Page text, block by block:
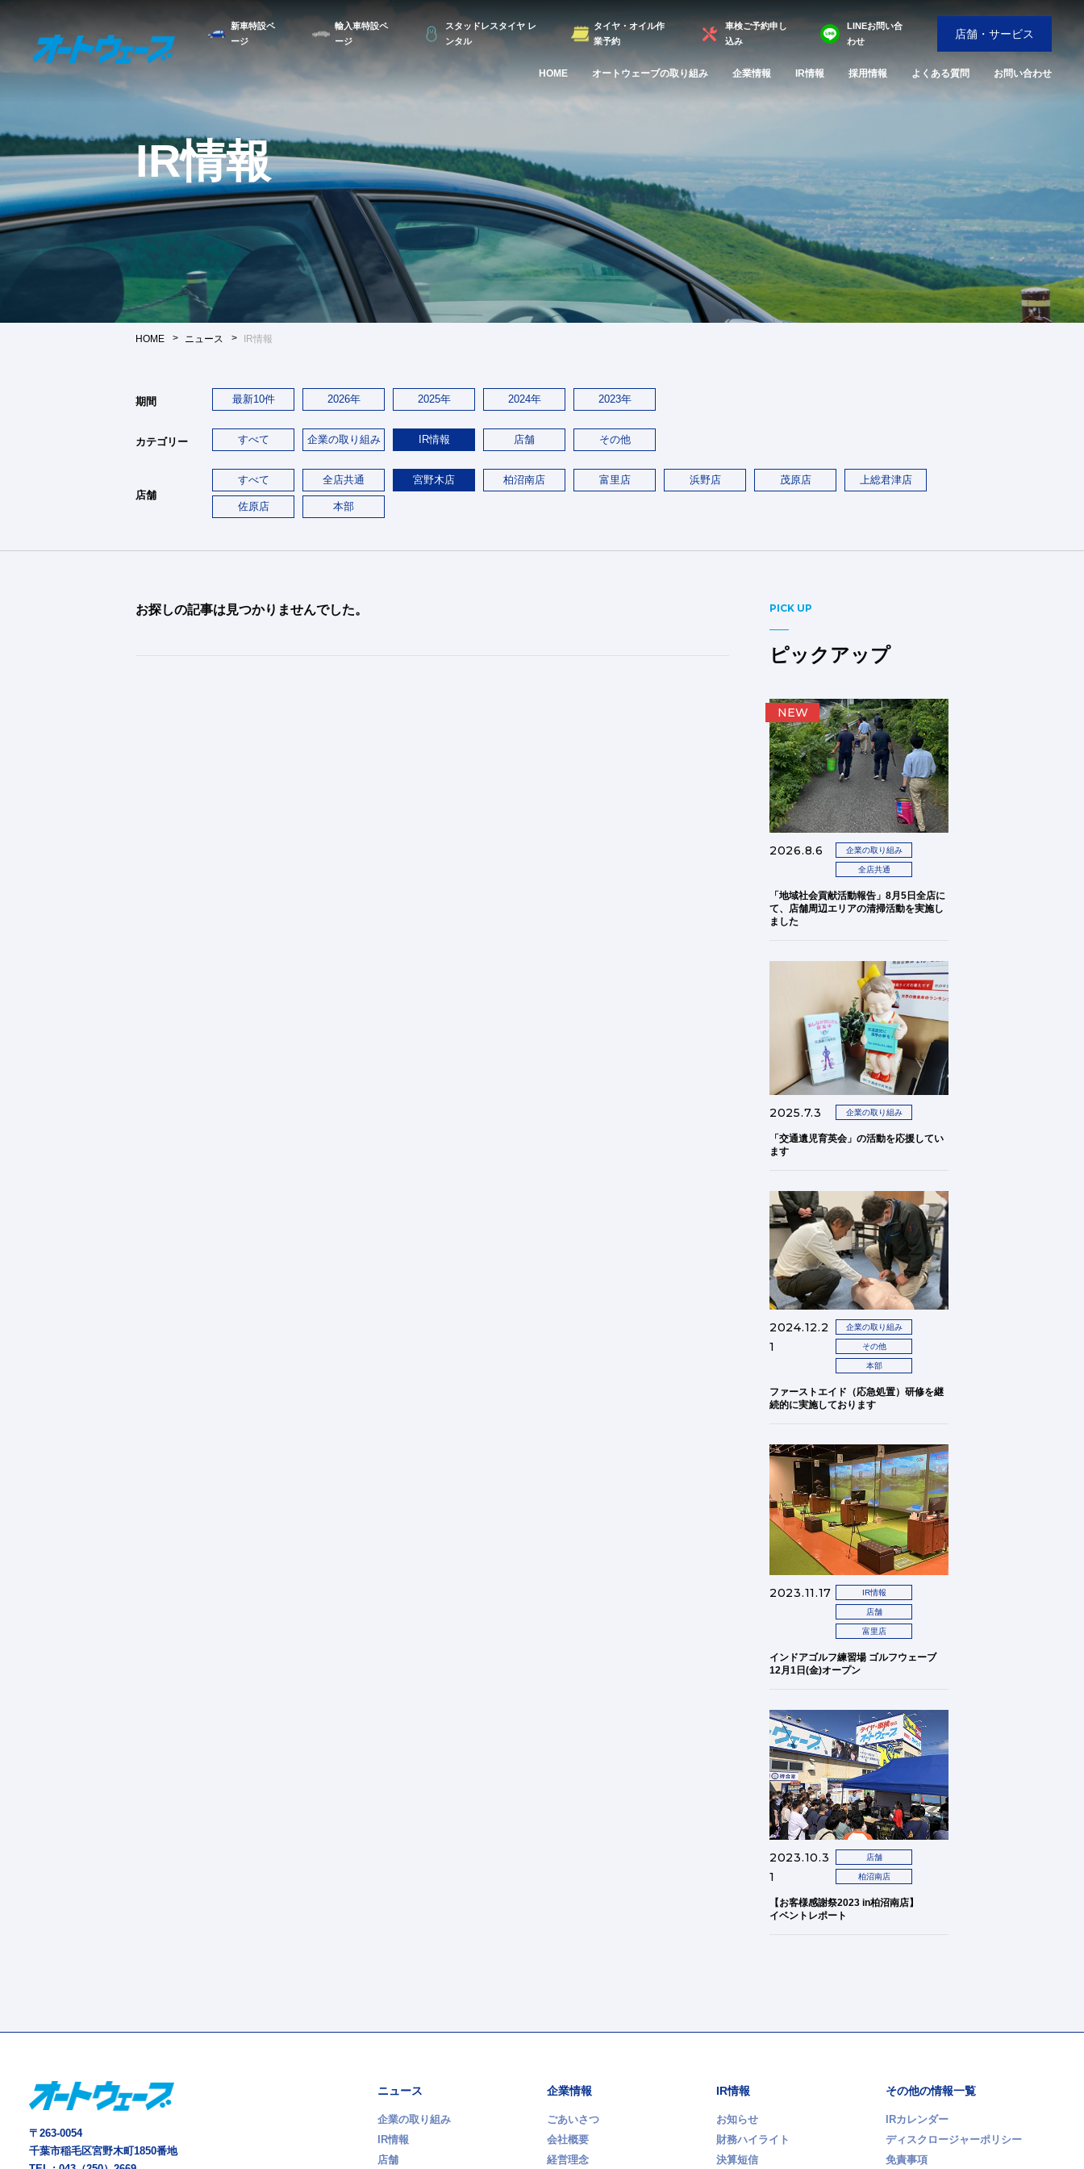
新車特設ペ
ージ
輸入車特設ペ
ージ
スタッドレスタイヤ レ
ンタル
タイヤ・オイル作
業予約
車検ご予約申し
込み
LINEお問い合
わせ
店舗・サービス
HOME オートウェーブの取り組み 企業情報 IR情報 採用情報 よくある質問 お問い合わせ
IR情報
HOME ニュース IR情報
期間 最新10件 2026年 2025年 2024年 2023年
カテゴリー すべて 企業の取り組み IR情報 店舗 その他
店舗
すべて 全店共通 宮野木店 柏沼南店 富里店 浜野店 茂原店 上総君津店
佐原店 本部
お探しの記事は見つかりませんでした。 PICK UP
ピックアップ
2026.8.6 企業の取り組み
全店共通
「地域社会貢献活動報告」8月5日全店に
て、店舗周辺エリアの清掃活動を実施し
ました
NEW
2025.7.3 企業の取り組み
「交通遺児育英会」の活動を応援してい
ます
2024.12.2
1
企業の取り組み
その他
本部
ファーストエイド（応急処置）研修を継
続的に実施しております
2023.11.17 IR情報
店舗
富里店
インドアゴルフ練習場 ゴルフウェーブ
12月1日(金)オープン
2023.10.3
1
店舗
柏沼南店
【お客様感謝祭2023 in柏沼南店】
イベントレポート
〒263-0054
千葉市稲毛区宮野木町1850番地
ニュース
企業の取り組み
IR情報
店舗
企業情報
ごあいさつ
会社概要
経営理念
IR情報
お知らせ
財務ハイライト
決算短信
その他の情報一覧
IRカレンダー
ディスクロージャーポリシー
免責事項